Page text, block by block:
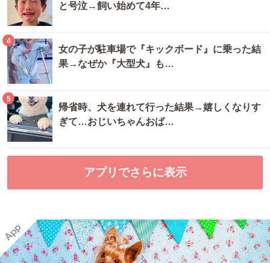
と号泣→飼い始めて4年…
4
女の子が駐車場で『キックボード』に乗った結
果→なぜか『大型犬』も…
5
帰省時、犬を連れて行った結果→嬉しくなりす
ぎて…おじいちゃんおば…
アプリでさらに表示